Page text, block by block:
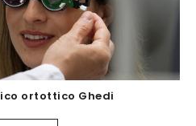
ortottico Ghedi